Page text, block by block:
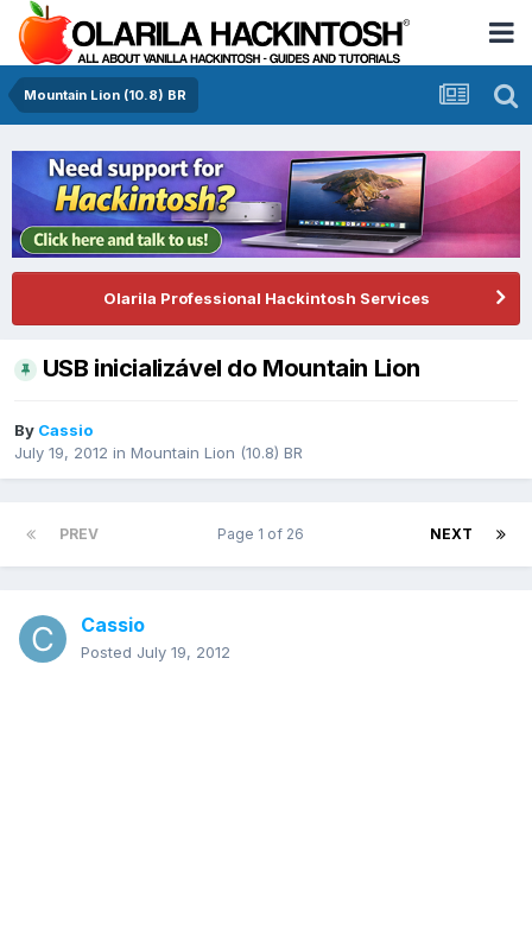
Mountain Lion (10.8) BR
Olarila Professional Hackintosh Services
USB inicializável do Mountain Lion
By Cassio
July 19, 2012 in Mountain Lion (10.8) BR
PREV NEXT
Page 1 of 26
Cassio
Posted July 19, 2012